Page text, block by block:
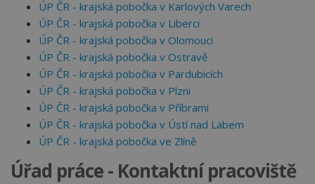
ÚP ČR - krajská pobočka v Karlových Varech
ÚP ČR - krajská pobočka v Liberci
ÚP ČR - krajská pobočka v Olomouci
ÚP ČR - krajská pobočka v Ostravě
ÚP ČR - krajská pobočka v Pardubicích
ÚP ČR - krajská pobočka v Plzni
ÚP ČR - krajská pobočka v Příbrami
ÚP ČR - krajská pobočka v Ústí nad Labem
ÚP ČR - krajská pobočka ve Zlíně
Úřad práce - Kontaktní pracoviště